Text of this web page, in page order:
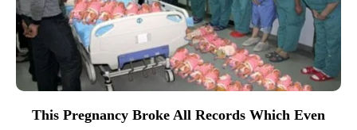
This Pregnancy Broke All Records Which Even